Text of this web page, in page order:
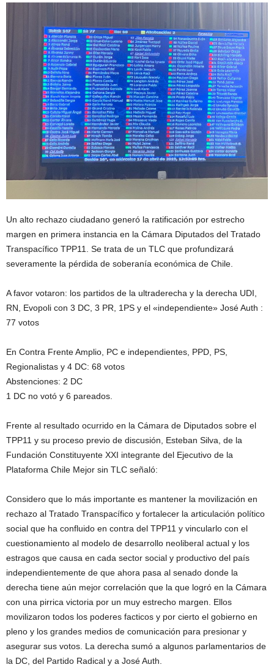
Un alto rechazo ciudadano generó la ratificación por estrecho
margen en primera instancia en la Cámara Diputados del Tratado
Transpacífico TPP11. Se trata de un TLC que profundizará
severamente la pérdida de soberanía económica de Chile.
A favor votaron: los partidos de la ultraderecha y la derecha UDI,
RN, Evopoli con 3 DC, 3 PR, 1PS y el «independiente» José Auth :
77 votos
En Contra Frente Amplio, PC e independientes, PPD, PS,
Regionalistas y 4 DC: 68 votos
Abstenciones: 2 DC
1 DC no votó y 6 pareados.
Frente al resultado ocurrido en la Cámara de Diputados sobre el
TPP11 y su proceso previo de discusión, Esteban Silva, de la
Fundación Constituyente XXI integrante del Ejecutivo de la
Plataforma Chile Mejor sin TLC señaló:
Considero que lo más importante es mantener la movilización en
rechazo al Tratado Transpacífico y fortalecer la articulación político
social que ha confluido en contra del TPP11 y vincularlo con el
cuestionamiento al modelo de desarrollo neoliberal actual y los
estragos que causa en cada sector social y productivo del país
independientemente de que ahora pasa al senado donde la
derecha tiene aún mejor correlación que la que logró en la Cámara
con una pirrica victoria por un muy estrecho margen. Ellos
movilizaron todos los poderes facticos y por cierto el gobierno en
pleno y los grandes medios de comunicación para presionar y
asegurar sus votos. La derecha sumó a algunos parlamentarios de
la DC, del Partido Radical y a José Auth.